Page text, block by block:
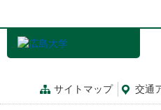
サイトマップ 交通